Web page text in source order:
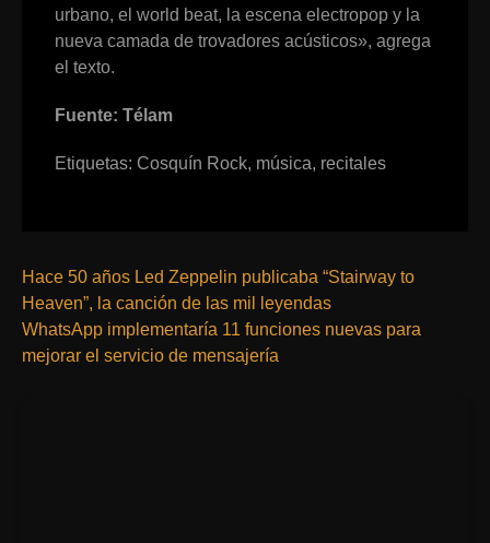
urbano, el world beat, la escena electropop y la
nueva camada de trovadores acústicos», agrega
el texto.
Fuente: Télam
Etiquetas: Cosquín Rock, música, recitales
Hace 50 años Led Zeppelin publicaba “Stairway to
Heaven”, la canción de las mil leyendas
WhatsApp implementaría 11 funciones nuevas para
mejorar el servicio de mensajería